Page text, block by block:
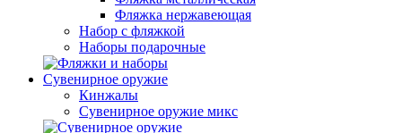
Фляжка нержавеющая
Набор с фляжкой
Наборы подарочные
Сувенирное оружие
Кинжалы
Сувенирное оружие микс